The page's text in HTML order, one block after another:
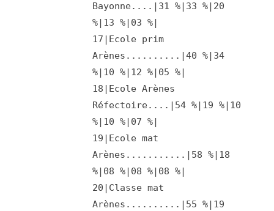
Bayonne....|31 %|33 %|20
%|13 %|03 %|
17|Ecole prim
Arènes..........|40 %|34
%|10 %|12 %|05 %|
18|Ecole Arènes
Réfectoire....|54 %|19 %|10
%|10 %|07 %|
19|Ecole mat
Arènes...........|58 %|18
%|08 %|08 %|08 %|
20|Classe mat
Arènes..........|55 %|19